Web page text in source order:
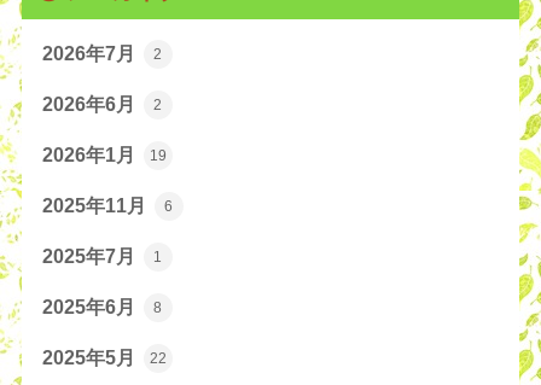
2026年7月 2
2026年6月 2
2026年1月 19
2025年11月 6
2025年7月 1
2025年6月 8
2025年5月 22